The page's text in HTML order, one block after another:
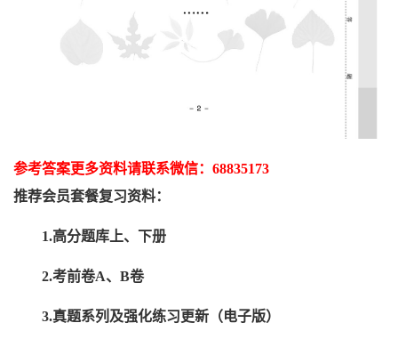
参考答案更多资料请联系微信： 68835173
推荐会员套餐复习资料：
1.高分题库上、下册
2.考前卷A、B卷
3.真题系列及强化练习更新（电子版）